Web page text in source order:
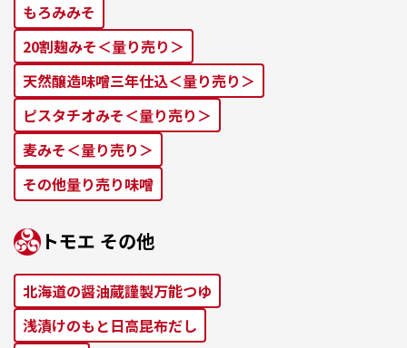
もろみみそ
20割麹みそ＜量り売り＞
天然醸造味噌三年仕込＜量り売り＞
ピスタチオみそ＜量り売り＞
麦みそ＜量り売り＞
その他量り売り味噌
トモエ その他
北海道の醤油蔵謹製万能つゆ
浅漬けのもと⽇⾼昆布だし